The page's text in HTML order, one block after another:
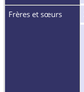
Frères et sœurs